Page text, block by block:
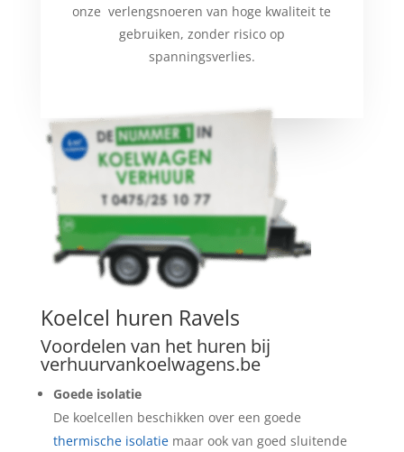
onze verlengsnoeren van hoge kwaliteit te
gebruiken, zonder risico op
spanningsverlies.
Koelcel huren Ravels
Voordelen van het huren bij
verhuurvankoelwagens.be
Goede isolatie
De koelcellen beschikken over een goede
thermische isolatiemaar ook van goed sluitende